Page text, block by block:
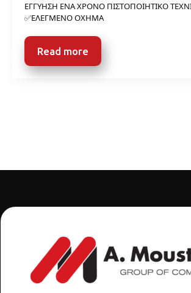
ΕΓΓΥΗΣΗ ΕΝΑ ΧΡΟΝΟ ΠΙΣΤΟΠΟΙΗΤΙΚΟ
✅ΕΛΕΓΜΕΝΟ ΟΧΗΜΑ
Read more